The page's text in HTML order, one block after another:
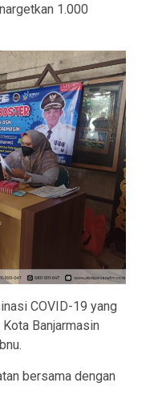
1.000
COVID-19 yang
Banjarmasin
bersama dengan